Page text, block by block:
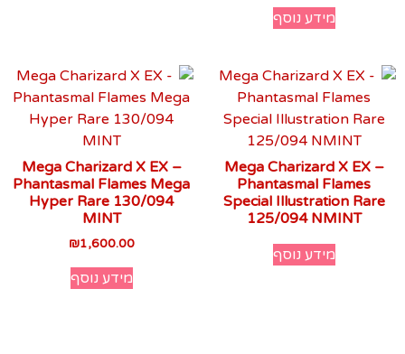
מידע נוסף
Mega Charizard X EX –
Phantasmal Flames
Special Illustration Rare
125/094 NMINT
מידע נוסף
Mega Charizard X EX –
Phantasmal Flames Mega
Hyper Rare 130/094
MINT
₪1,600.00
מידע נוסף